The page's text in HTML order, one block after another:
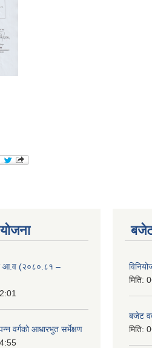
आ.व (२०८०.८१ –
वर्गकाे आधारभुत सर्भेक्षण
मिति:
बजेट
मिति: